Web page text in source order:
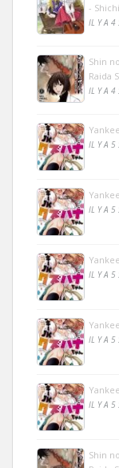
-
IL Y A 4
Shin
Raida
IL Y A 4
IL Y A 5
IL Y A 5
IL Y A 5
IL Y A 5
IL Y A 5
Shin